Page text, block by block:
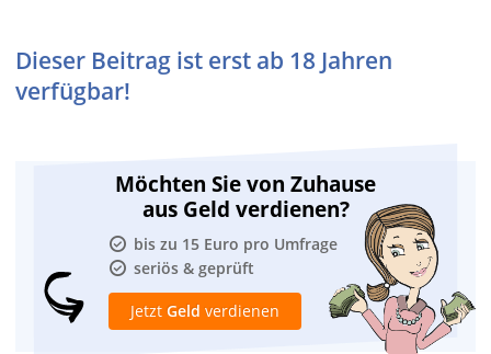
Dieser Beitrag ist erst ab 18 Jahren
verfügbar!
Möchten Sie von Zuhause
aus Geld verdienen?
bis zu 15 Euro pro Umfrage
seriös & geprüft
Jetzt Geld verdienen